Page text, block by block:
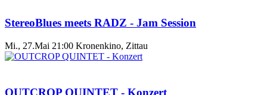
StereoBlues meets RADZ - Jam Session
Mi., 27.Mai 21:00 Kronenkino, Zittau
OUTCROP QUINTET - Konzert